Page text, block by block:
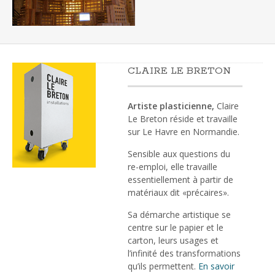
CLAIRE LE BRETON
Artiste plasticienne, Claire
Le Breton réside et travaille
sur Le Havre en Normandie.
Sensible aux questions du
re-emploi, elle travaille
essentiellement à partir de
matériaux dit «précaires».
Sa démarche artistique se
centre sur le papier et le
carton, leurs usages et
l’infinité des transformations
qu’ils permettent. En savoir